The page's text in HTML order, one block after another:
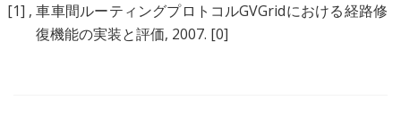
[1] ,車車間ルーティングプロトコルGVGridにおける経路修
復機能の実装と評価, 2007. [0]